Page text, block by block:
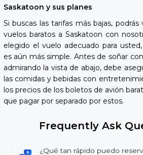
Saskatoon y sus planes
Si buscas las tarifas más bajas,
vuelos baratos a Saskatoon con
elegido el vuelo adecuado para
es aún más simple. Antes de soñar
admirando la vista de abajo, debe
las comidas y bebidas con
los precios de los boletos de avión
que pagar por separado por estos.
Frequently Ask
¿Qué tan rápido puedo